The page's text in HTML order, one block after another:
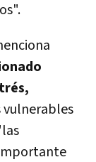
vulnerables